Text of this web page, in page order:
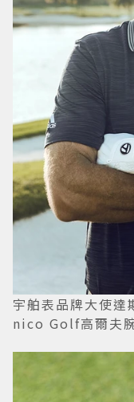
宇舶表品牌大使
nico Golf高爾夫